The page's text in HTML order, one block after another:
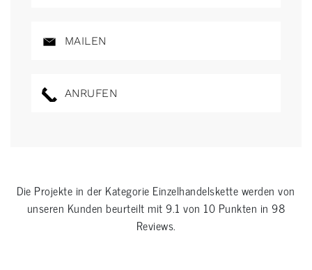
MAILEN
ANRUFEN
Die Projekte in der Kategorie Einzelhandelskettewerden von
unseren Kunden beurteilt mit9.1 von 10 Punkten in98
Reviews.